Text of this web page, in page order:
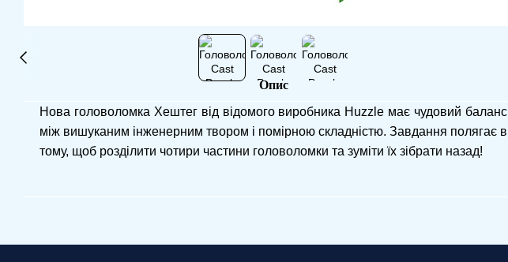
Опис
Нова головоломка Хештег від відомого виробника Huzzle має чудовий баланс
між вишуканим інженерним твором і помірною складністю. Завдання полягає в
тому, щоб розділити чотири частини головоломки та зуміти їх зібрати назад!